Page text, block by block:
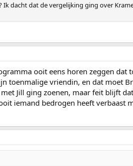
Ik dacht dat de vergelijking ging over
ooit eens horen zeggen
toenmalige vriendin, en dat moet
Jill ging zoenen, maar feit blijft
iemand bedrogen heeft verbaast